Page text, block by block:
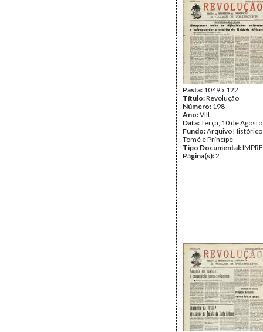
Pasta: 10495.122
Título:Revolução
Número: 198
Ano:VIII
Data:Terça, 10 de
Fundo:Arquivo Histórico
Tomé e Príncipe
Tipo Documental:
Página(s):2